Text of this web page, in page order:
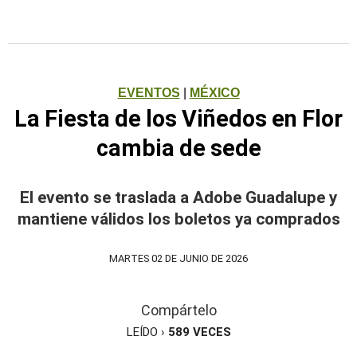
EVENTOS MÉXICO
La Fiesta de los Viñedos en Flor
cambia de sede
El evento se traslada a Adobe Guadalupe y
mantiene válidos los boletos ya comprados
MARTES 02 DE JUNIO DE 2026
Compártelo
LEÍDO › 589 VECES